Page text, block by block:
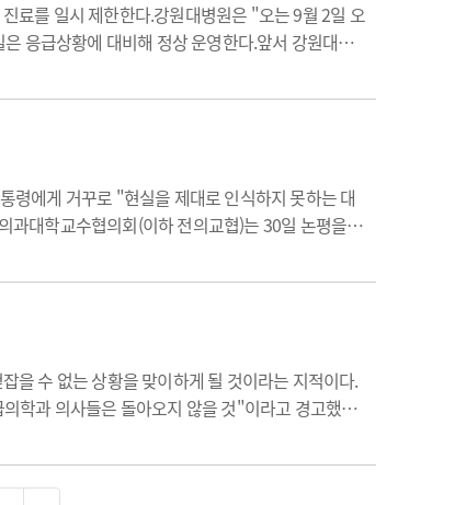
료를 일시 제한한다.강원대병원은 "오는 9월 2일 오
응급상황에 대비해 정상 운영한다.앞서 강원대병
했다.이 같은 상황에서
령에게 거꾸로 "현실을 제대로 인식하지 못하는 대
대학교수협의회(이하 전의교협)는 30일 논평을
을 것으로 일말의 기대를 가졌으나…
을 수 없는 상황을 맞이하게 될 것이라는 지적이다.
학과 의사들은 돌아오지 않을 것"이라고 경고했다.